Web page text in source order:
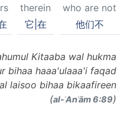
who are not
他们不
therein
它|在
Kitaaba wal hukma
bihaa haaa'ulaaa'i faqad
laisoo bihaa bikaafireen
(al-ʾAnʿām 6:89)